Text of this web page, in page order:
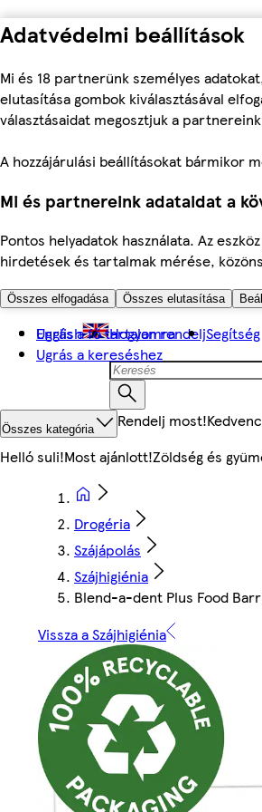
Adatvédelmi beállítások
Mi és 18 partnerünk személyes
elutasítása gombok kiválasztásával
választásaidat megosztjuk a
A hozzájárulási beállításokat bármikor
Mi és partnereink adataidat a
Pontos helyadatok használata. Az
hirdetések és tartalmak mérése,
Összes elfogadása Összes elutasítása
Ugrás a fő tartalomra
Ugrás a kereséshez
English Hogyan rendeljSegítség
Összes kategória Rendelj most!
Helló suli!Most ajánlott!Zöldség és
Drogéria
Szájápolás
Szájhigiénia
Blend-a-dent Plus Food
Vissza a Szájhigiénia